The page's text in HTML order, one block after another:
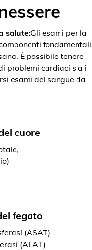
salute:Gli esami per la
fondamentali
È possibile tenere
problemi cardiaci sia i
esami del sangue da
cuore
fegato
(ASAT)
(ALAT)